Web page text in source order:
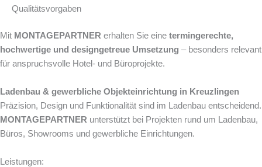
Qualitätsvorgaben
Mit MONTAGEPARTNER erhalten Sie eine termingerechte,
hochwertige und designgetreue Umsetzung – besonders relevant
für anspruchsvolle Hotel- und Büroprojekte.
Ladenbau & gewerbliche Objekteinrichtung in Kreuzlingen
Präzision, Design und Funktionalität sind im Ladenbau entscheidend.
MONTAGEPARTNER unterstützt bei Projekten rund um Ladenbau,
Büros, Showrooms und gewerbliche Einrichtungen.
Leistungen: